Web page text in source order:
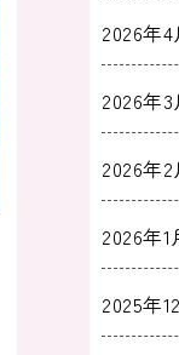
2026年4
2026年3
2026年2
2026年1
2025年